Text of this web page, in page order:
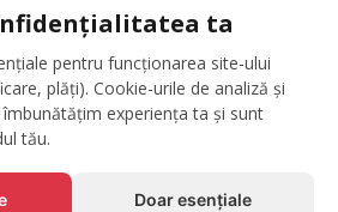
ta
pentru funcționarea site-ului
plăți). Cookie-urile de analiză și
experiența ta și sunt
tău.
Doar esențiale